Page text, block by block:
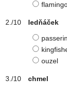
ledňáček
ouzel
chmel